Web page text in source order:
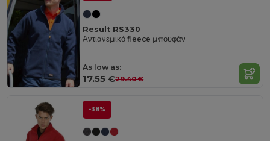
Result RS330
Αντιανεμικό fleece μπουφάν
As low as:
17.55 €29.40 €
-38%